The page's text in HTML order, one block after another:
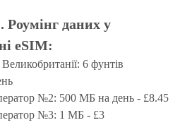
Роумінг даних у
eSIM:
6 фунтів
№2: 500 МБ на день - £8.45
№3: 1 МБ - £3